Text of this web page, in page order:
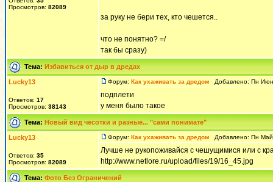
Просмотров: 82089
за руку не бери тех, кто чешется..
что не понятно? =/
так бы сразу)
Тема: Избавиться от дыр в дредах
Lucky13
Ответов: 17
Просмотров: 38143
Форум: Как ухаживать за дредом Добавлено: Пн
подплети
у меня было такое
Тема: Новый вид чесотки и разные... "сами понимате"
Lucky13
Ответов: 35
Просмотров: 82089
Форум: Как ухаживать за дредом Добавлено: Пн
Лучше не рукопоживайся с чешущимися или с
http://www.netlore.ru/upload/files/19/16_45.jpg
Тема: Фото Без Ограничений